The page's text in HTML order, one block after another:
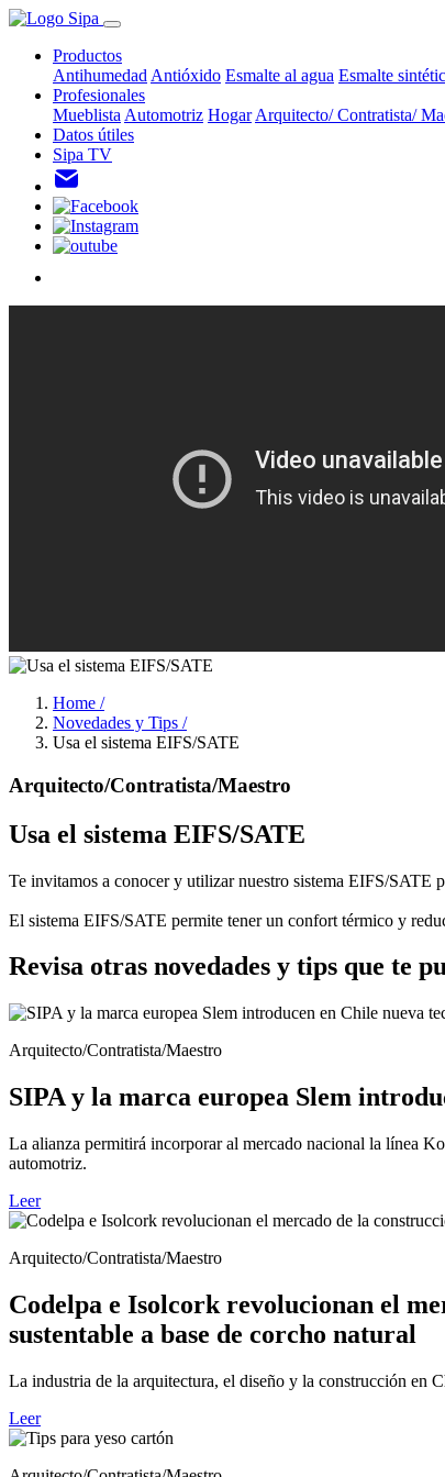
Productos
Antihumedad Antióxido Esmalte al agua Esmalte
Profesionales
Mueblista Automotriz Hogar Arquitecto/ Contratista/
Datos útiles
Sipa TV
Home /
Novedades y Tips /
Usa el sistema EIFS/SATE
Arquitecto/Contratista/Maestro
Usa el sistema EIFS/SATE
Te invitamos a conocer y utilizar nuestro sistema EIFS/SATE
El sistema EIFS/SATE permite tener un confort térmico y
Revisa otras novedades y tips que te
Arquitecto/Contratista/Maestro
SIPA y la marca europea Slem
La alianza permitirá incorporar al mercado nacional la línea
automotriz.
Leer
Arquitecto/Contratista/Maestro
Codelpa e Isolcork revolucionan el
sustentable a base de corcho natural
La industria de la arquitectura, el diseño y la construcción en
Leer